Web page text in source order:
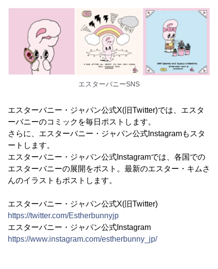
エスターバニーSNS
エスターバニー・ジャパン公式X(旧Twitter)では、エスタ
ーバニーのコミックを毎日ポストします。
さらに、エスターバニー・ジャパン公式Instagramもスタ
ートします。
エスターバニー・ジャパン公式Instagramでは、各国での
エスターバニーの展開をポスト。最新のエスター・キムさ
んのイラストもポストします。
エスターバニー・ジャパン公式X(旧Twitter)
https://twitter.com/Estherbunnyjp
エスターバニー・ジャパン公式Instagram
https://www.instagram.com/estherbunny_jp/